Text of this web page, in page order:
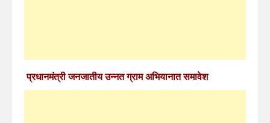
प्रधानमंत्री जनजातीय उन्नत ग्राम अभियानात समावेश